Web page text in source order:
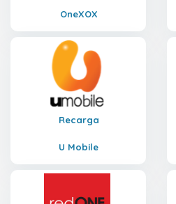
OneXOX
Recarga
U Mobile